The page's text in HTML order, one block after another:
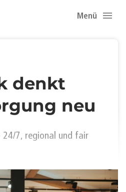
Menü
denkt
neu
24/7, regional und fair